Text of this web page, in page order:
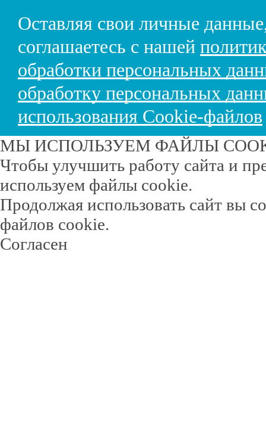
Оставляя свои личные
соглашаетесь с нашей
обработки персональных
обработку персональных
использования Cookie-файлов
МЫ ИСПОЛЬЗУЕМ ФАЙЛЫ
Чтобы улучшить работу сайта и
используем файлы cookie.
Продолжая использовать сайт вы
файлов cookie.
Согласен